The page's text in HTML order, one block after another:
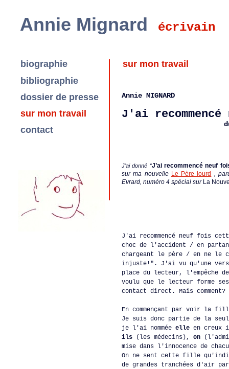
Annie Mignard écrivain
biographie
bibliographie
dossier de presse
sur mon travail
contact
Annie MIGNARD
J'ai
J’ai donné “J’ai recommencé neuf
sur ma nouvelle Le Père lourd ,
Evrard, numéro 4 spécial sur La
J'ai recommencé neuf fois
choc de l'accident / en
chargeant le père / en ne le
injuste!". J'ai vu qu'une
place du lecteur, l'empêche
voulu que le lecteur forme
contact direct. Mais comment?
En commençant par voir la
Je suis donc partie de la
je l'ai nommée elle en creux
ils (les médecins), on
mise dans l'innocence de
On ne sent cette fille
de grandes tranchées d'air
sur mon travail